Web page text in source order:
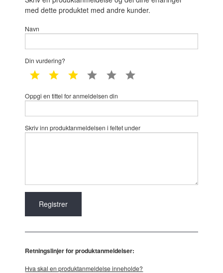
med dette produktet med andre kunder.
Navn
Din vurdering?
1 star 2 star 3 star 4 star 5 star
Oppgi en tittel for anmeldelsen din
Skriv inn produktanmeldelsen i feltet under
Retningslinjer for produktanmeldelser:
Hva skal en produktanmeldelse inneholde?